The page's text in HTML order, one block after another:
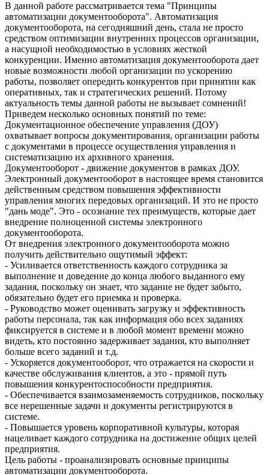
В данной работе рассматривается тема "Принципы
автоматизации документооборота". Автоматизация
документооборота, на сегодняшний день, стала не просто
средством оптимизации внутренних процессов организации,
а насущной необходимостью в условиях жесткой
конкуренции. Именно автоматизация документооборота дает
новые возможности любой организации по ускорению
работы, позволяет опередить конкурентов при принятии как
оперативных, так и стратегических решений. Потому
актуальность темы данной работы не вызывает сомнений!
Приведем несколько основных понятий по теме:
Документационное обеспечение управления (ДОУ)
охватывает вопросы документирования, организации работы
с документами в процессе осуществления управления и
систематизацию их архивного хранения.
Документооборот - движение документов в рамках ДОУ.
Электронный документооборот в настоящее время становится
действенным средством повышения эффективности
управления многих передовых организаций. И это не просто
"дань моде". Это - осознание тех преимуществ, которые дает
внедрение полноценной системы электронного
документооборота.
От внедрения электронного документооборота можно
получить действительно ощутимый эффект:
- Усиливается ответственность каждого сотрудника за
выполнение и доведение до конца любого выданного ему
задания, поскольку он знает, что задание не будет забыто,
обязательно будет его приемка и проверка.
- Руководство может оценивать загрузку и эффективность
работы персонала, так как информация обо всех заданиях
фиксируется в системе и в любой момент времени можно
видеть, кто постоянно задерживает задания, кто выполняет
больше всего заданий и т.д.
- Ускоряется документооборот, что отражается на скорости и
качестве обслуживания клиентов, а это - прямой путь
повышения конкурентоспособности предприятия.
- Обеспечивается взаимозаменяемость сотрудников, поскольку
все нерешенные задачи и документы регистрируются в
системе.
- Повышается уровень корпоративной культуры, которая
нацеливает каждого сотрудника на достижение общих целей
предприятия.
Цель работы - проанализировать основные принципы
автоматизации документооборота.